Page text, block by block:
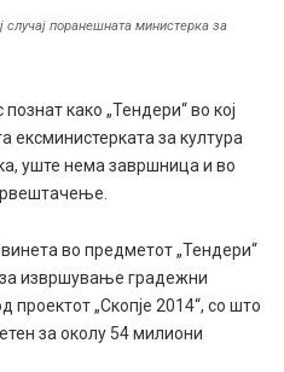
случај поранешната министерка за
како „Тендери“ во кој
ексминистерката за култура
уште нема завршница и во
во предметот „Тендери“
извршување градежни
„Скопје 2014“, со што
за околу 54 милиони